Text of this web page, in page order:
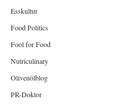
Esskultur
Food Politics
Fool for Food
Nutriculinary
Olivenölblog
PR-Doktor